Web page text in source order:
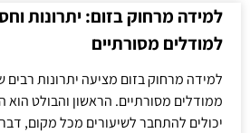
למידה מרחוק בזום: יתרונות
למודלים מסורתיים
למידה מרחוק בזום מציעה יתרונות רבים
ממודלים מסורתיים. הראשון והבולט הוא
יכולים להתחבר לשיעורים מכל מקום,